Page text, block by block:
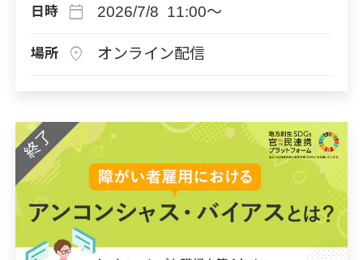
日時 calendar_today 2026/7/8 11:00～
場所 location_on オンライン配信
終了